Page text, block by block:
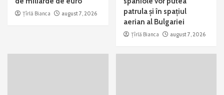
Țîrlă Bianca august 7, 2026
patrula și în spațiul
aerian al Bulgariei
Țîrlă Bianca august 7, 2026